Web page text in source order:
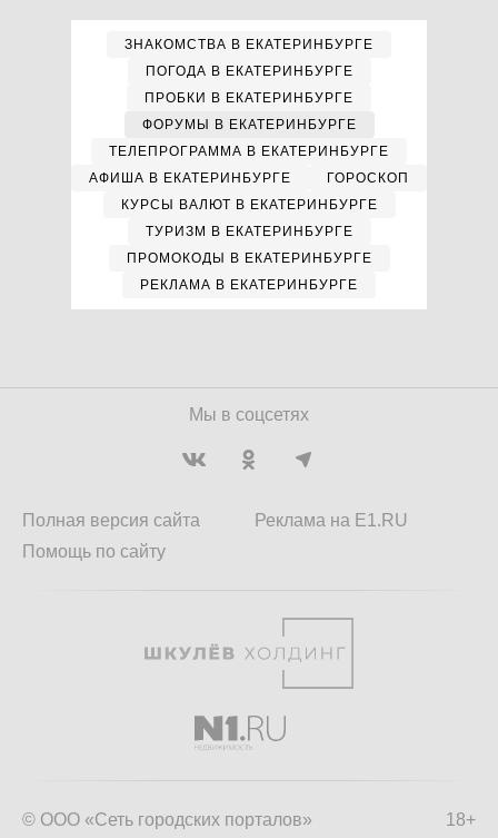
ЗНАКОМСТВА В ЕКАТЕРИНБУРГЕ
ПОГОДА В ЕКАТЕРИНБУРГЕ
ПРОБКИ В ЕКАТЕРИНБУРГЕ
ФОРУМЫ В ЕКАТЕРИНБУРГЕ
ТЕЛЕПРОГРАММА В ЕКАТЕРИНБУРГЕ
АФИША В ЕКАТЕРИНБУРГЕ
ГОРОСКОП
КУРСЫ ВАЛЮТ В ЕКАТЕРИНБУРГЕ
ТУРИЗМ В ЕКАТЕРИНБУРГЕ
ПРОМОКОДЫ В ЕКАТЕРИНБУРГЕ
РЕКЛАМА В ЕКАТЕРИНБУРГЕ
Мы в соцсетях
Полная версия сайта
Помощь по сайту
Реклама на E1.RU
18+
© ООО «Сеть городских порталов»